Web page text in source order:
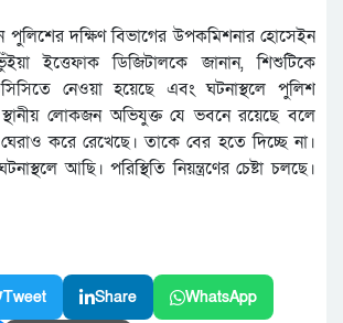
পুলিশের দক্ষিণ বিভাগের উপকমিশনার হোসেইন
ইত্তেফাক ডিজিটালকে জানান, শিশুটিকে
নেওয়া হয়েছে এবং ঘটনাস্থলে পুলিশ
লোকজন অভিযুক্ত যে ভবনে রয়েছে বলে
করে রেখেছে। তাকে বের হতে দিচ্ছে না।
আছি। পরিস্থিতি নিয়ন্ত্রণের চেষ্টা চলছে।
Tweet Share WhatsApp